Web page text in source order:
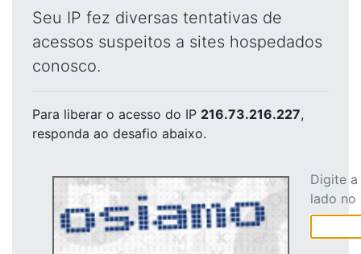
Seu IP fez diversas tentativas de
acessos suspeitos a sites hospedados
conosco.
Para liberar o acesso do IP 216.73.216.227,
responda ao desafio abaixo.
Digite
lado no